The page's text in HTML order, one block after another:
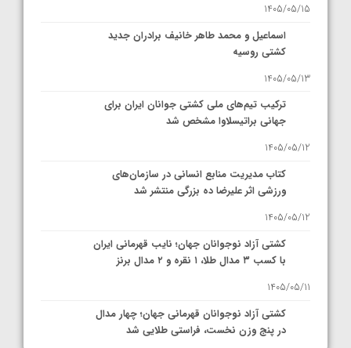
1405/05/15
اسماعیل و محمد طاهر خانیف برادران جدید
کشتی روسیه
1405/05/13
ترکیب تیم‌های ملی کشتی جوانان ایران برای
جهانی براتیسلاوا مشخص شد
1405/05/12
کتاب مدیریت منابع انسانی در سازمان‌های
ورزشی اثر علیرضا ده بزرگی منتشر شد
1405/05/12
کشتی آزاد نوجوانان جهان؛ نایب قهرمانی ایران
با کسب ۳ مدال طلا، ۱ نقره و ۲ مدال برنز
1405/05/11
کشتی آزاد نوجوانان قهرمانی جهان؛ چهار مدال
در پنج وزن نخست، فراستی طلایی شد